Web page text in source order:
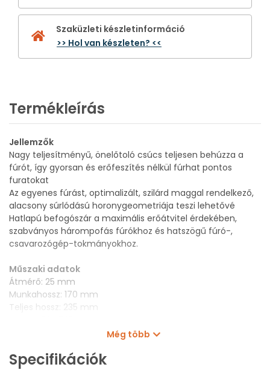
Szaküzleti készletinformáció
>> Hol van készleten? <<
Termékleírás
Jellemzők
Nagy teljesítményű, önelőtoló csúcs teljesen behúzza a
fúrót, így gyorsan és erőfeszítés nélkül fúrhat pontos
furatokat
Az egyenes fúrást, optimalizált, szilárd maggal rendelkező,
alacsony súrlódású horonygeometriája teszi lehetővé
Hatlapú befogószár a maximális erőátvitel érdekében,
szabványos hárompofás fúrókhoz és hatszögű fúró-,
csavarozógép-tokmányokhoz.
Műszaki adatok
Átmérő: 25 mm
Munkahossz: 170 mm
Teljes hossz: 235 mm
Még több
Specifikációk